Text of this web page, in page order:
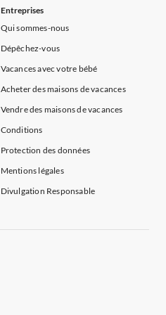
Entreprises
Qui sommes-nous
Dépêchez-vous
Vacances avec votre bébé
Acheter des maisons de vacances
Vendre des maisons de vacances
Conditions
Protection des données
Mentions légales
Divulgation Responsable